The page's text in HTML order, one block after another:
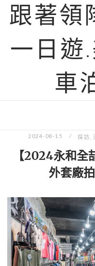
跟著領
一日遊
車
2024-08-15 採訪 ,
【2024永和全
外套廠